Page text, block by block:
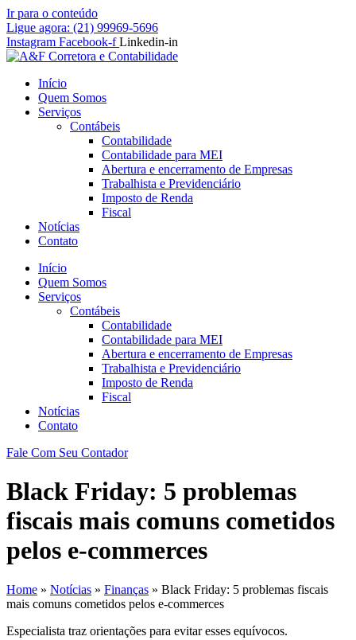
Ir para o conteúdo
Ligue agora: (21) 99969-5696
Instagram Facebook-f Linkedin-in
Início
Quem Somos
Serviços
Contábeis
Contabilidade
Contabilidade para MEI
Abertura e encerramento de Empresas
Trabalhista e Previdenciário
Imposto de Renda
Fiscal
Notícias
Contato
Início
Quem Somos
Serviços
Contábeis
Contabilidade
Contabilidade para MEI
Abertura e encerramento de Empresas
Trabalhista e Previdenciário
Imposto de Renda
Fiscal
Notícias
Contato
Fale Com Seu Contador
Black Friday: 5 problemas
fiscais mais comuns cometidos
pelos e-commerces
Home » Notícias » Finanças » Black Friday: 5 problemas fiscais
mais comuns cometidos pelos e-commerces
Especialista traz orientações para evitar esses equívocos.